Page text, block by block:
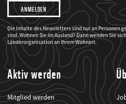
Ich
möchte,
dass
der
WWF
mich
über
seine
Projekte
informiert.
Die Inhalte des Newsletters sind nur an Personen
sind. Wohnen Sie im Ausland? Dann wenden Sie
Länderorganisation an Ihrem Wohnort.
Aktiv werden
Mitglied werden